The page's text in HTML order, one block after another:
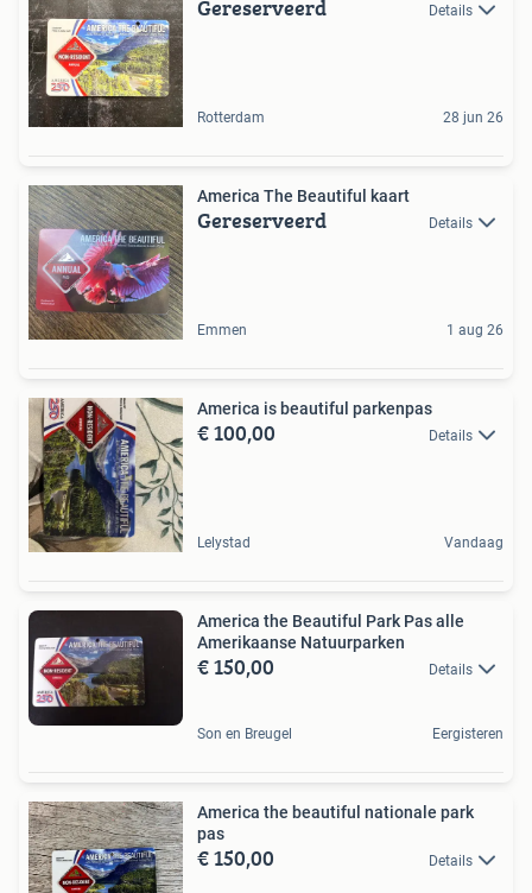
Gereserveerd Details
Rotterdam 28 jun 26
America The Beautiful kaart
Gereserveerd Details
Emmen 1 aug 26
America is beautiful parkenpas
€ 100,00 Details
Lelystad Vandaag
America the Beautiful Park Pas alle
Amerikaanse Natuurparken
€ 150,00 Details
Son en Breugel Eergisteren
America the beautiful nationale park
pas
€ 150,00 Details